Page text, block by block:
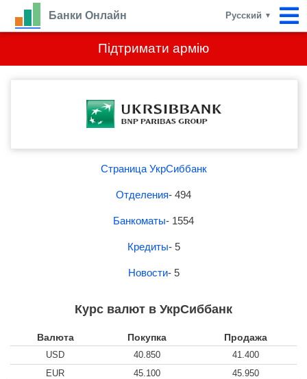
Підтримати армію
Банки Онлайн Русский ▼
Страница УкрСиббанк
Отделения- 494
Банкоматы- 1554
Кредиты- 5
Новости- 5
Курс валют в УкрСиббанк
Валюта Покупка Продажа
USD 40.850
41.400
EUR
45.100
45.950